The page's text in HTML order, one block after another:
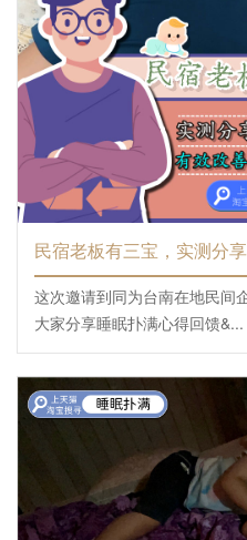
民宿老板有三宝，实测分
这次邀请到同为台南在地民间
大家分享睡眠扑满心得回馈&...